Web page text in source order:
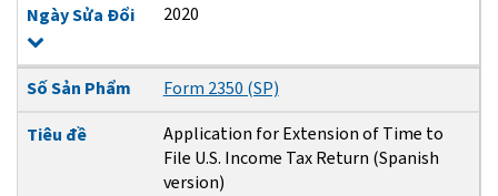
Ngày Sửa Đổi
2020
Số Sản Phẩm
Form 2350 (SP)
Tiêu đề
Application for Extension of Time to
File U.S. Income Tax Return (Spanish
version)